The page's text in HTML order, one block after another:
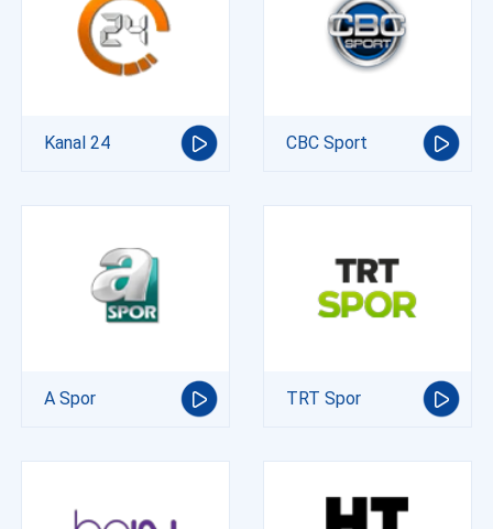
Kanal 24 CBC Sport
A Spor TRT Spor